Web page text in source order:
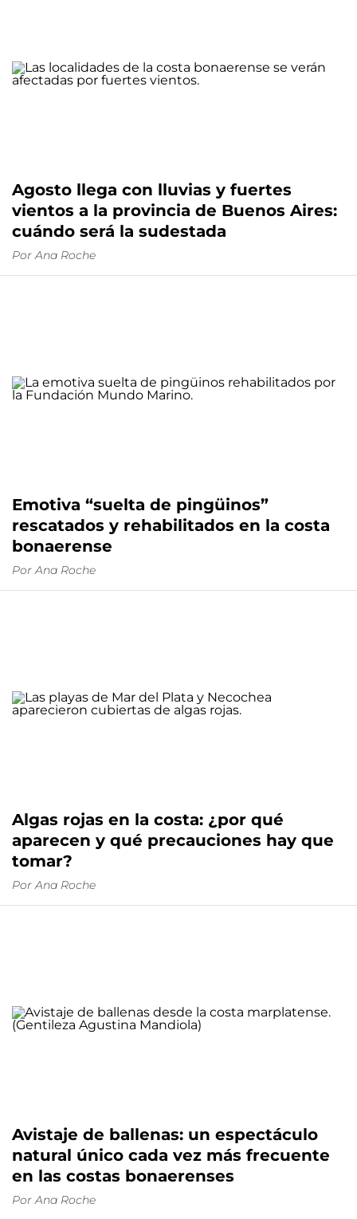
Agosto llega con lluvias y fuertes
vientos a la provincia de Buenos Aires:
cuándo será la sudestada
Por Ana Roche
Emotiva “suelta de pingüinos”
rescatados y rehabilitados en la costa
bonaerense
Por Ana Roche
Algas rojas en la costa: ¿por qué
aparecen y qué precauciones hay que
tomar?
Por Ana Roche
Avistaje de ballenas: un espectáculo
natural único cada vez más frecuente
en las costas bonaerenses
Por Ana Roche